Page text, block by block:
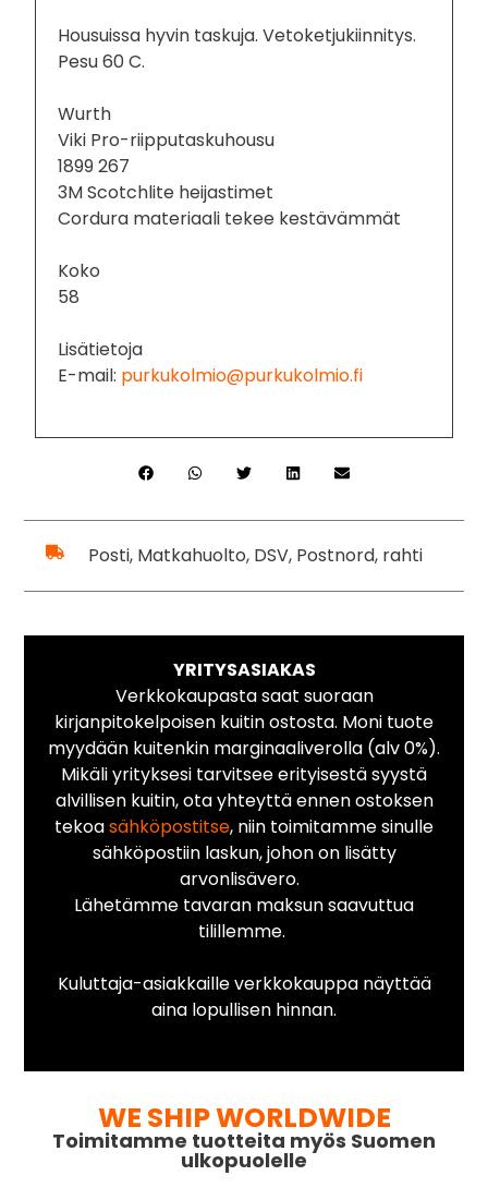
Housuissa hyvin taskuja. Vetoketjukiinnitys.
Pesu 60 C.
Wurth
Viki Pro-riipputaskuhousu
1899 267
3M Scotchlite heijastimet
Cordura materiaali tekee kestävämmät
Koko
58
Lisätietoja
E-mail: purkukolmio@purkukolmio.fi
Posti, Matkahuolto, DSV, Postnord, rahti
YRITYSASIAKAS
Verkkokaupasta saat suoraan
kirjanpitokelpoisen kuitin ostosta. Moni tuote
myydään kuitenkin marginaaliverolla (alv 0%).
Mikäli yrityksesi tarvitsee erityisestä syystä
alvillisen kuitin, ota yhteyttä ennen ostoksen
tekoasähköpostitse, niin toimitamme sinulle
sähköpostiin laskun, johon on lisätty
arvonlisävero.
Lähetämme tavaran maksun saavuttua
tilillemme.
Kuluttaja-asiakkaille verkkokauppa näyttää
aina lopullisen hinnan.
WE SHIP WORLDWIDE
Toimitamme tuotteita myös Suomen
ulkopuolelle